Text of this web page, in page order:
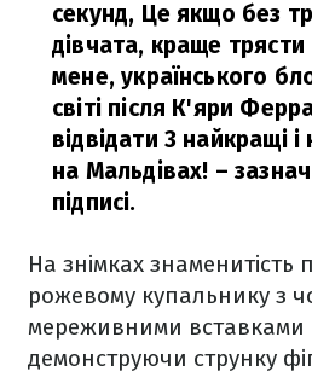
секунд, Це якщо без
дівчата, краще
мене, українського
світі після К'яри
відвідати 3 найкращі і
на Мальдівах! –
підписі.
На знімках знаменитість
рожевому купальнику з
мереживними вставками
демонструючи струнку